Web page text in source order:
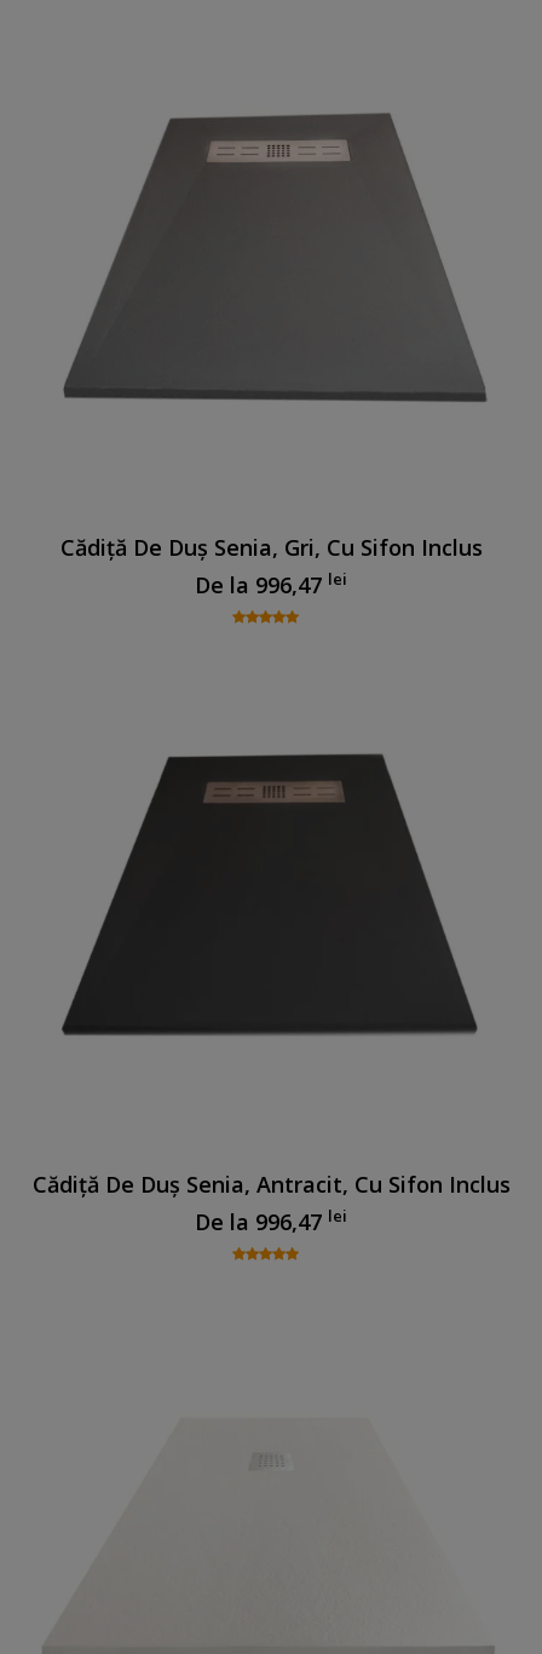
Cădiță De Duș Senia, Gri, Cu Sifon Inclus
De la 996,47 lei
Cădiță De Duș Senia, Antracit, Cu Sifon Inclus
De la 996,47 lei